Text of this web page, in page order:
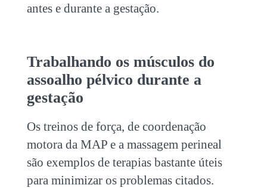
antes e durante a gestação.
Trabalhando os músculos do
assoalho pélvico durante a
gestação
Os treinos de força, de coordenação
motora da MAP e a massagem perineal
são exemplos de terapias bastante úteis
para minimizar os problemas citados.